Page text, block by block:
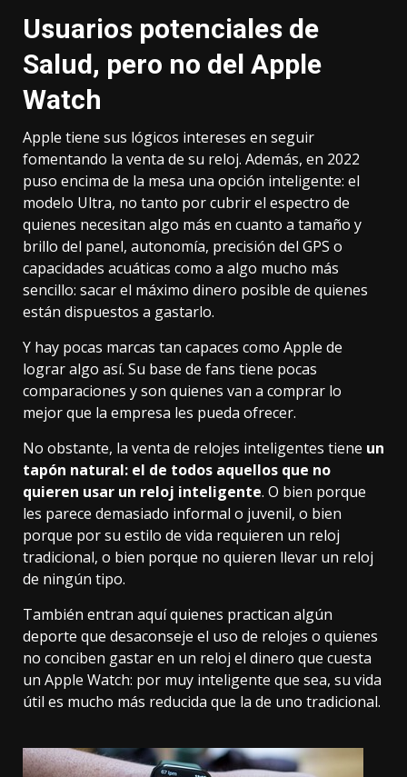
Usuarios potenciales de
Salud, pero no del Apple
Watch
Apple tiene sus lógicos intereses en seguir
fomentando la venta de su reloj. Además, en 2022
puso encima de la mesa una opción inteligente: el
modelo Ultra, no tanto por cubrir el espectro de
quienes necesitan algo más en cuanto a tamaño y
brillo del panel, autonomía, precisión del GPS o
capacidades acuáticas como a algo mucho más
sencillo: sacar el máximo dinero posible de quienes
están dispuestos a gastarlo.
Y hay pocas marcas tan capaces como Apple de
lograr algo así. Su base de fans tiene pocas
comparaciones y son quienes van a comprar lo
mejor que la empresa les pueda ofrecer.
No obstante, la venta de relojes inteligentes tiene un
tapón natural: el de todos aquellos que no
quieren usar un reloj inteligente. O bien porque
les parece demasiado informal o juvenil, o bien
porque por su estilo de vida requieren un reloj
tradicional, o bien porque no quieren llevar un reloj
de ningún tipo.
También entran aquí quienes practican algún
deporte que desaconseje el uso de relojes o quienes
no conciben gastar en un reloj el dinero que cuesta
un Apple Watch: por muy inteligente que sea, su vida
útil es mucho más reducida que la de uno tradicional.